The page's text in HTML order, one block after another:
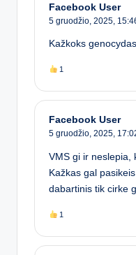
Facebook User
5 gruodžio, 2025,
Kažkoks genocydas
1
Facebook User
5 gruodžio, 2025,
VMS gi ir neslepia,
Kažkas gal
dabartinis tik cirke
1